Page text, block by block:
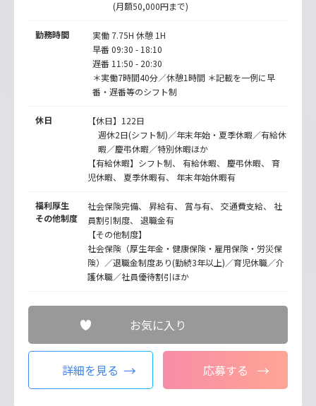
(月額50,000円まで)
勤務時間
実働 7.75H 休憩 1H
早番 09:30 - 18:10
遅番 11:50 - 20:30
＊実働7時間40分／休憩1時間 ＊記載を一例に早
番・遅番等のシフト制
休日
【休日】122日
週休2日(シフト制)／年末年始・夏季休暇／有給休
暇／慶弔休暇／特別休暇ほか
【有給休暇】シフト制、 有給休暇、 慶弔休暇、 育
児休暇、 夏季休暇有、 年末年始休暇有
福利厚生
その他制度
社会保険完備、 昇給有、 賞与有、 交通費支給、 社
員割引制度、 退職金有
【その他制度】
社会保険（厚生年金・健康保険・雇用保険・労災保
険）／退職金制度あり(勤続3年以上)／育児休職／介
護休職／社員優待割引ほか
お気に入り
詳細を見る 応募する